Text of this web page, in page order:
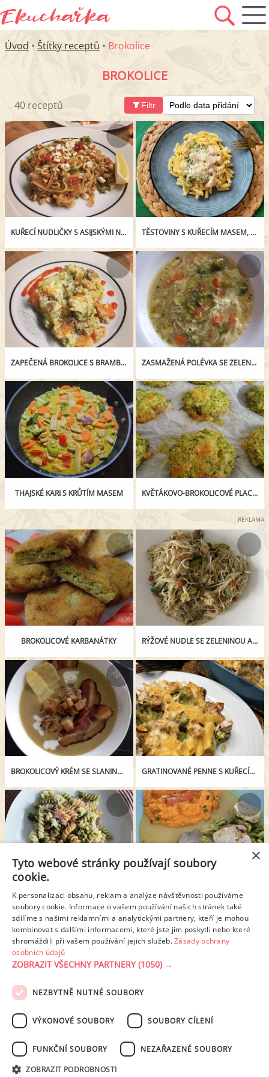
Úvod • Štítky receptů • Brokolice
BROKOLICE
40 receptů Filtr
KUŘECÍ NUDLIČKY S ASIJSKÝMI NUDLEMI TĚSTOVINY S KUŘECÍM MASEM, BROKOLICÍ, ČEDAREM A SMETANOU
ZAPEČENÁ BROKOLICE S BRAMBORY, BATÁTY A NIVOU ZASMAŽENÁ POLÉVKA SE ZELENINOU, VEJCEM A NUDLIČKAMI
THAJSKÉ KARI S KRŮTÍM MASEM KVĚTÁKOVO-BROKOLICOVÉ PLACIČKY
REKLAMA
BROKOLICOVÉ KARBANÁTKY RÝŽOVÉ NUDLE SE ZELENINOU A KRŮTÍM PRSEM
BROKOLICOVÝ KRÉM SE SLANINOU A SÝREM GRATINOVANÉ PENNE S KUŘECÍM MASEM, SLANINOU A BROKOLICÍ
TĚSTOVINY S BROKOLICÍ A SÝREM
1 2 3 4 Další stránka >
PODMÍNKY UŽITÍ ZÁSADY OCHRANY OSOBNÍCH ÚDAJŮ
NASTAVENÍ COOKIES
×
Tyto webové stránky používají soubory
cookie.
K personalizaci obsahu, reklam a analýze návštěvnosti používáme
soubory cookie. Informace o vašem používání našich stránek také
sdílíme s našimi reklamními a analytickými partnery, kteří je mohou
kombinovat s dalšími informacemi, které jste jim poskytli nebo které
shromáždili při vašem používání jejich služeb.Zásady ochrany
osobních údajů
ZOBRAZIT VŠECHNY PARTNERY(1050) →
NEZBYTNĚ NUTNÉ SOUBORY
VÝKONOVÉ SOUBORY SOUBORY CÍLENÍ
FUNKČNÍ SOUBORY NEZAŘAZENÉ SOUBORY
ZOBRAZIT PODROBNOSTI